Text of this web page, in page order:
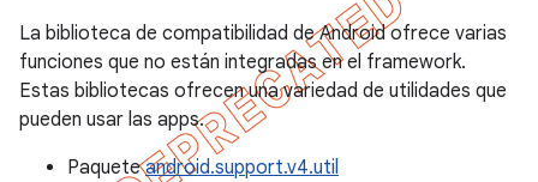
La biblioteca de compatibilidad de Android ofrece varias
funciones que no están integradas en el framework.
Estas bibliotecas ofrecen una variedad de utilidades que
pueden usar las apps.
Paqueteandroid.support.v4.util